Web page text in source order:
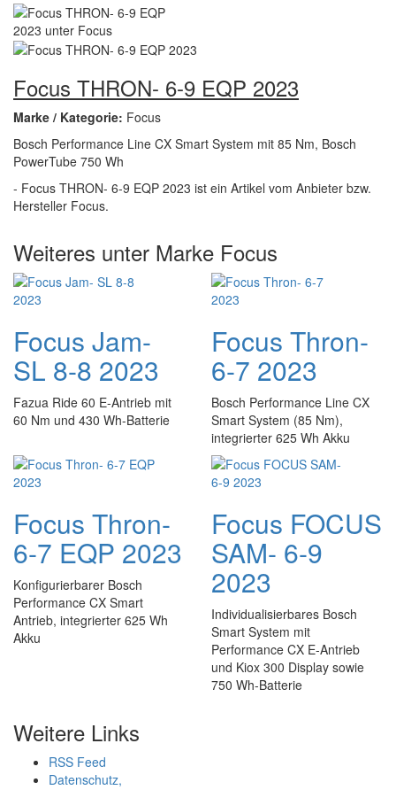
Focus THRON- 6-9 EQP 2023
Marke / Kategorie: Focus
Bosch Performance Line CX Smart System mit 85 Nm, Bosch
PowerTube 750 Wh
- Focus THRON- 6-9 EQP 2023 ist ein Artikel vom Anbieter bzw.
Hersteller Focus.
Weiteres unter Marke Focus
Focus Jam-
SL 8-8 2023
Fazua Ride 60 E-Antrieb mit
60 Nm und 430 Wh-Batterie
Focus Thron-
6-7 2023
Bosch Performance Line CX
Smart System (85 Nm),
integrierter 625 Wh Akku
Focus Thron-
6-7 EQP 2023
Konfigurierbarer Bosch
Performance CX Smart
Antrieb, integrierter 625 Wh
Akku
Focus FOCUS
SAM- 6-9
2023
Individualisierbares Bosch
Smart System mit
Performance CX E-Antrieb
und Kiox 300 Display sowie
750 Wh-Batterie
Weitere Links
RSS Feed
Datenschutz,